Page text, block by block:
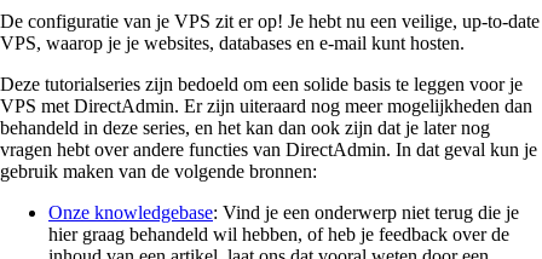
De configuratie van je VPS zit er op! Je hebt nu een veilige, up-to-date
VPS, waarop je je websites, databases en e-mail kunt hosten.
Deze tutorialseries zijn bedoeld om een solide basis te leggen voor je
VPS met DirectAdmin. Er zijn uiteraard nog meer mogelijkheden dan
behandeld in deze series, en het kan dan ook zijn dat je later nog
vragen hebt over andere functies van DirectAdmin. In dat geval kun je
gebruik maken van de volgende bronnen:
Onze knowledgebase: Vind je een onderwerp niet terug die je
hier graag behandeld wil hebben, of heb je feedback over de